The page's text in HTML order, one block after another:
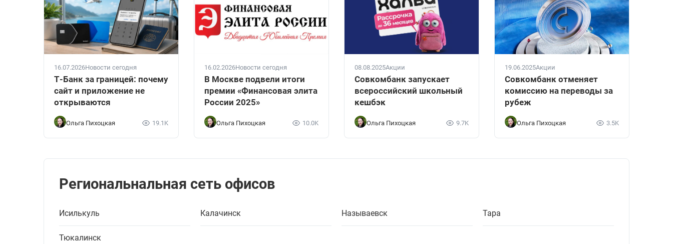
16.07.2026Новости сегодня
Т-Банк за границей: почему
сайт и приложение не
открываются
Ольга Пихоцкая 19.1K
16.02.2026Новости сегодня
В Москве подвели итоги
премии «Финансовая элита
России 2025»
Ольга Пихоцкая 10.0K
08.08.2025Акции
Совкомбанк запускает
всероссийский школьный
кешбэк
Ольга Пихоцкая 9.7K
19.06.2025Акции
Совкомбанк отменяет
комиссию на переводы за
рубеж
Ольга Пихоцкая 3.5K
Региональнальная сеть офисов
Исилькуль Калачинск Называевск Тара
Тюкалинск